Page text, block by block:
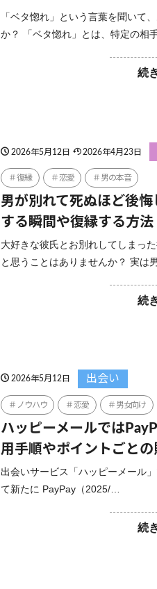
「ベタ惚れ」という言葉を聞いて
か？ 「ベタ惚れ」とは、特定の相
続
2026年5月12日 2026年4月23日
復縁 恋愛 男の本音
男が別れて死ぬほど後
する瞬間や復縁する方法
大好きな彼氏とお別れしてしまっ
と思うことはありませんか？ 実は
続
2026年5月12日 出会い
ノウハウ 恋愛 男女向け
ハッピーメールでは
用手順やポイントごとの
出会いサービス「ハッピーメール
て新たに PayPay（2025/…
続